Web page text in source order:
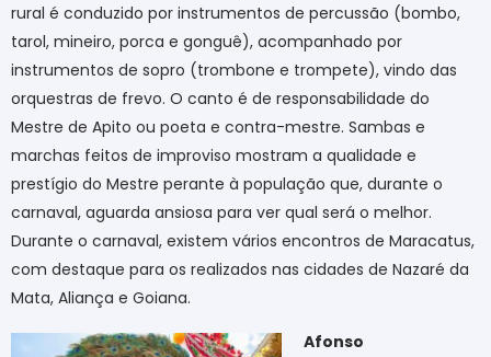
rural é conduzido por instrumentos de percussão (bombo,
tarol, mineiro, porca e gonguê), acompanhado por
instrumentos de sopro (trombone e trompete), vindo das
orquestras de frevo. O canto é de responsabilidade do
Mestre de Apito ou poeta e contra-mestre. Sambas e
marchas feitos de improviso mostram a qualidade e
prestígio do Mestre perante à população que, durante o
carnaval, aguarda ansiosa para ver qual será o melhor.
Durante o carnaval, existem vários encontros de Maracatus,
com destaque para os realizados nas cidades de Nazaré da
Mata, Aliança e Goiana.
Afonso